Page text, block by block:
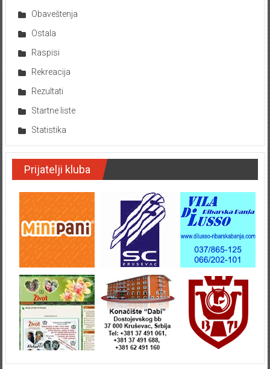
Obaveštenja
Ostala
Raspisi
Rekreacija
Rezultati
Startne liste
Statistika
Prijatelji kluba